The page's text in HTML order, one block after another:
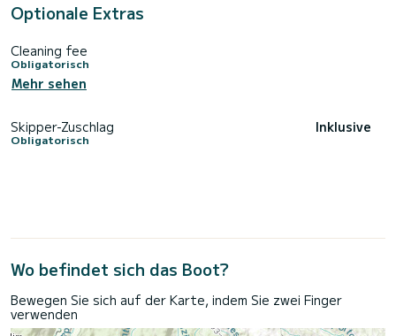
Optionale Extras
Cleaning fee
Obligatorisch
Mehr sehen
Skipper-Zuschlag
Obligatorisch
Inklusive
Wo befindet sich das Boot?
Bewegen Sie sich auf der Karte, indem Sie zwei Finger
verwenden